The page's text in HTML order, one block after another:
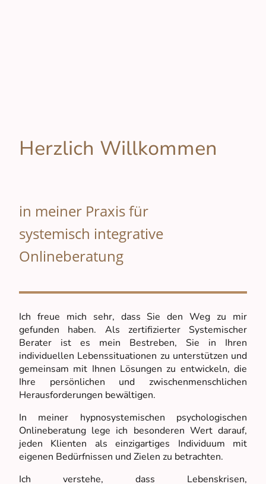
Herzlich Willkommen
in meiner Praxis für
systemisch integrative
Onlineberatung
Ich freue mich sehr, dass Sie den Weg zu mir
gefunden haben. Als zertifizierter Systemischer
Berater ist es mein Bestreben, Sie in Ihren
individuellen Lebenssituationen zu unterstützen und
gemeinsam mit Ihnen Lösungen zu entwickeln, die
Ihre persönlichen und zwischenmenschlichen
Herausforderungen bewältigen.
In meiner hypnosystemischen psychologischen
Onlineberatung lege ich besonderen Wert darauf,
jeden Klienten als einzigartiges Individuum mit
eigenen Bedürfnissen und Zielen zu betrachten.
Ich verstehe, dass Lebenskrisen,